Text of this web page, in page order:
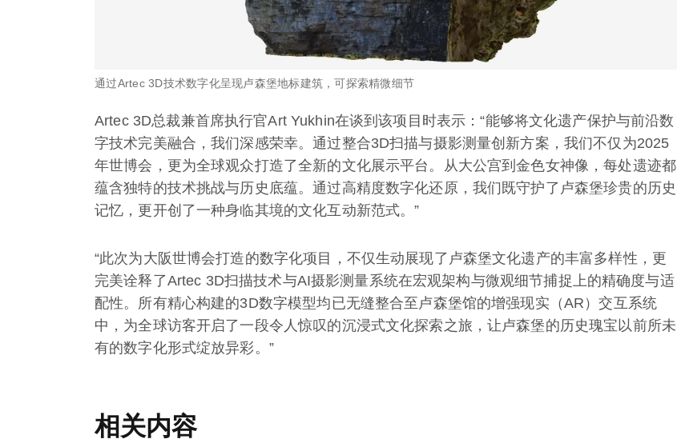
通过Artec 3D技术数字化呈现卢森堡地标建筑，可探索精微细节
Artec 3D总裁兼首席执行官Art Yukhin在谈到该项目时表示：“能够将文化遗产保护与前沿数
字技术完美融合，我们深感荣幸。通过整合3D扫描与摄影测量创新方案，我们不仅为2025
年世博会，更为全球观众打造了全新的文化展示平台。从大公宫到金色女神像，每处遗迹都
蕴含独特的技术挑战与历史底蕴。通过高精度数字化还原，我们既守护了卢森堡珍贵的历史
记忆，更开创了一种身临其境的文化互动新范式。”
“此次为大阪世博会打造的数字化项目，不仅生动展现了卢森堡文化遗产的丰富多样性，更
完美诠释了Artec 3D扫描技术与AI摄影测量系统在宏观架构与微观细节捕捉上的精确度与适
配性。所有精心构建的3D数字模型均已无缝整合至卢森堡馆的增强现实（AR）交互系统
中，为全球访客开启了一段令人惊叹的沉浸式文化探索之旅，让卢森堡的历史瑰宝以前所未
有的数字化形式绽放异彩。”
相关内容